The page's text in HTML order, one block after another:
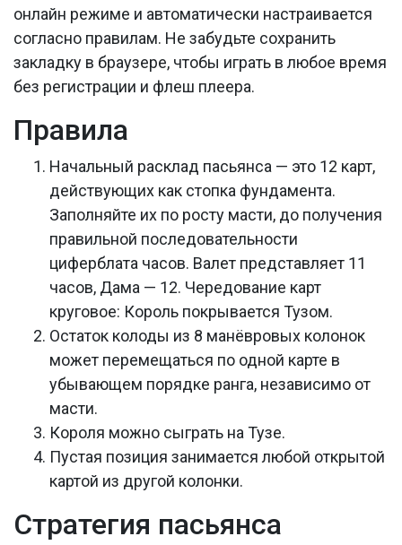
онлайн режиме и автоматически настраивается
согласно правилам. Не забудьте сохранить
закладку в браузере, чтобы играть в любое время
без регистрации и флеш плеера.
Правила
Начальный расклад пасьянса — это 12 карт,
действующих как стопка фундамента.
Заполняйте их по росту масти, до получения
правильной последовательности
циферблата часов. Валет представляет 11
часов, Дама — 12. Чередование карт
круговое: Король покрывается Тузом.
Остаток колоды из 8 манёвровых колонок
может перемещаться по одной карте в
убывающем порядке ранга, независимо от
масти.
Короля можно сыграть на Тузе.
Пустая позиция занимается любой открытой
картой из другой колонки.
Стратегия пасьянса